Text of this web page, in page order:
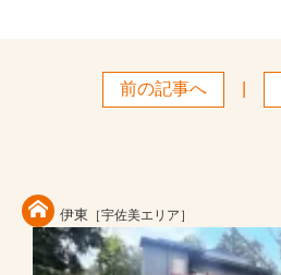
前の記事へ
伊東 ［宇佐美エリア］